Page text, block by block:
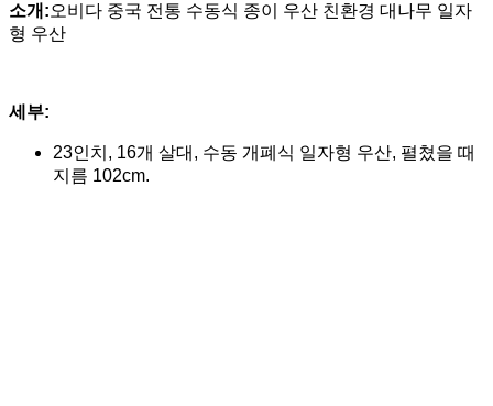
소개:오비다 중국 전통 수동식 종이 우산 친환경 대나무 일자
형 우산
세부:
23인치, 16개 살대, 수동 개폐식 일자형 우산, 펼쳤을 때
지름 102cm.